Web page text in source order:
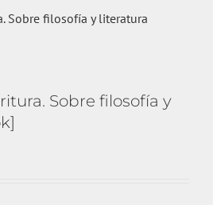
Sobre filosofía y